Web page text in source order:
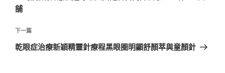
覽
篇
章
舖
下
一
下一篇
乾眼症治療新穎精靈針療程黑眼圈明顯舒顏萃與童顏針